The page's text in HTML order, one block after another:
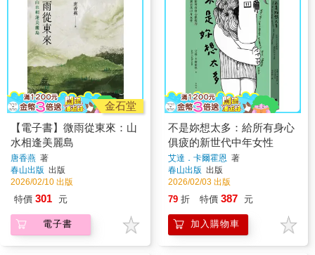
金石堂
【電子書】微雨從東來：山
水相逢美麗島
唐香燕 著
春山出版 出版
2026/02/10 出版
特價 301 元
電子書
不是妳想太多：給所有身心
俱疲的新世代中年女性
艾達．卡爾霍恩 著
春山出版 出版
2026/02/03 出版
79 折 特價 387 元
加入購物車